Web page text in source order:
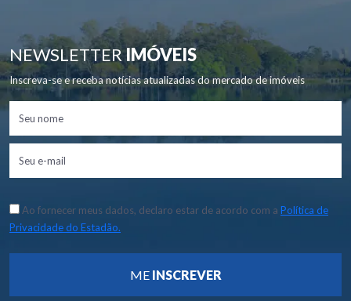
NEWSLETTERIMÓVEIS
Inscreva-se e receba notícias atualizadas do mercado de imóveis
Ao fornecer meus dados, declaro estar de acordo com a Política de
Privacidade do Estadão.
ME INSCREVER